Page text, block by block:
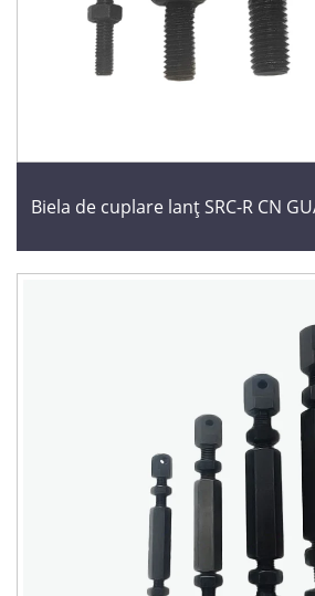
Biela de cuplare lanț SRC-R CN